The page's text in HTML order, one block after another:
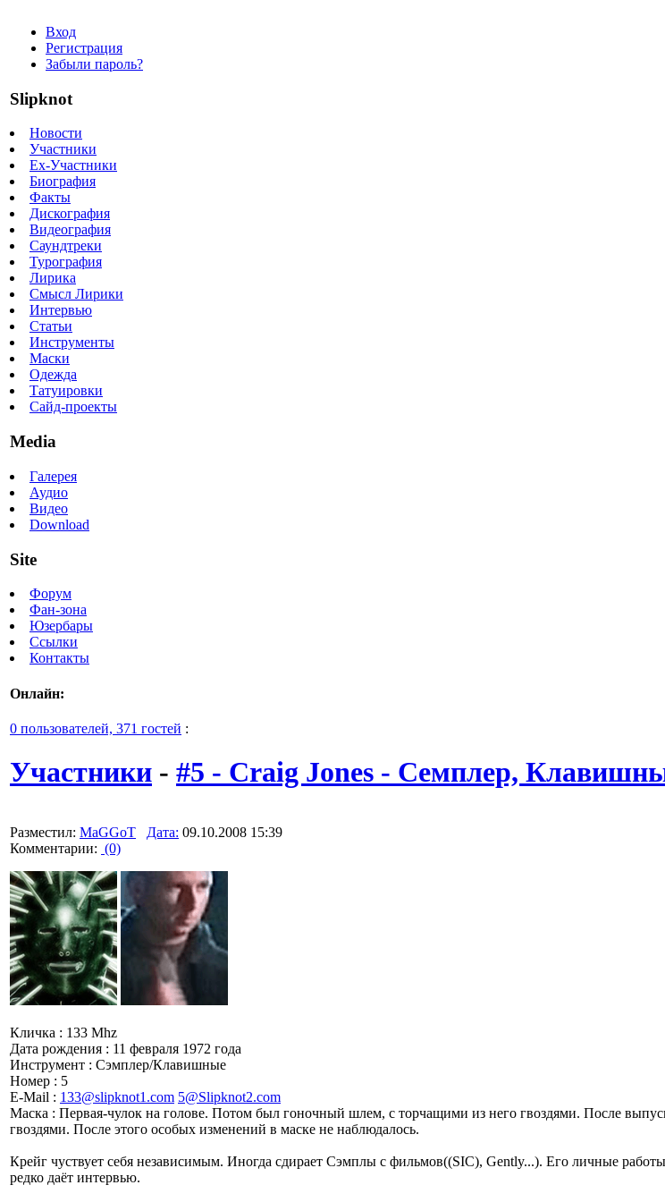
Вход
Регистрация
Забыли пароль?
Slipknot
Новости
Участники
Ex-Участники
Биография
Факты
Дискография
Видеография
Саундтреки
Турография
Лирика
Смысл Лирики
Интервью
Статьи
Инструменты
Маски
Одежда
Татуировки
Сайд-проекты
Media
Галерея
Аудио
Видео
Download
Site
Форум
Фан-зона
Юзербары
Ссылки
Контакты
Онлайн:
0 пользователей, 371 гостей :
Участники - #5 - Craig Jones - Семплер,
Разместил: MaGGoT Дата: 09.10.2008 15:39
Комментарии: (0)
Кличка : 133 Mhz
Дата рождения : 11 февраля 1972 года
Инструмент : Сэмплер/Клавишные
Номер : 5
E-Mail : 133@slipknot1.com 5@Slipknot2.com
Маска : Первая-чулок на голове. Потом был гоночный шлем, с торчащими из него гвоздями. После
гвоздями. После этого особых изменений в маске не наблюдалось.
Крейг чуствует себя независимым. Иногда сдирает Сэмплы с фильмов((SIC), Gently...). Его личные
редко даёт интервью.